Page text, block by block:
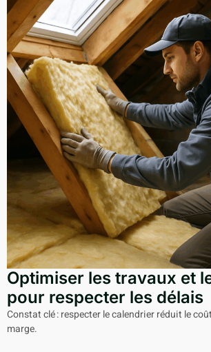
Optimiser les travaux et
pour respecter les délais
Constat clé : respecter le calendrier réduit le
marge.